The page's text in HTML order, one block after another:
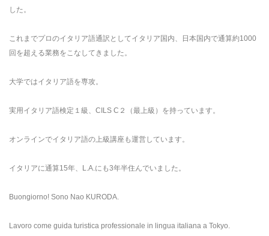
した。
これまでプロのイタリア語通訳としてイタリア国内、日本国内で通算約1000
回を超える業務をこなしてきました。
大学ではイタリア語を専攻。
実用イタリア語検定１級、CILS C２（最上級）を持っています。
オンラインでイタリア語の上級講座も運営しています。
イタリアに通算15年、L.A.にも3年半住んでいました。
Buongiorno! Sono Nao KURODA.
Lavoro come guida turistica professionale in lingua italiana a Tokyo.